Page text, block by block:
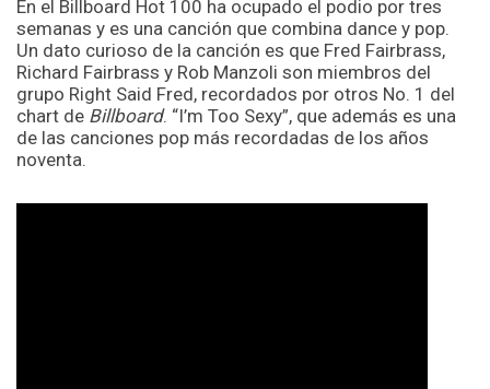
En el Billboard Hot 100 ha ocupado el podio por tres
semanas y es una canción que combina dance y pop.
Un dato curioso de la canción es que Fred Fairbrass,
Richard Fairbrass y Rob Manzoli son miembros del
grupo Right Said Fred, recordados por otros No. 1 del
chart de Billboard. “I’m Too Sexy”, que además es una
de las canciones pop más recordadas de los años
noventa.